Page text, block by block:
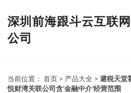
深圳前海跟斗云互联
公司
当前位置： 首页 > 产品大全 > 避税天堂
悦财湾关联公司含‘金融中介’经营范围